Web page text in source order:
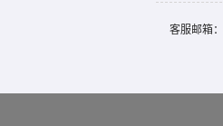
客服邮箱：